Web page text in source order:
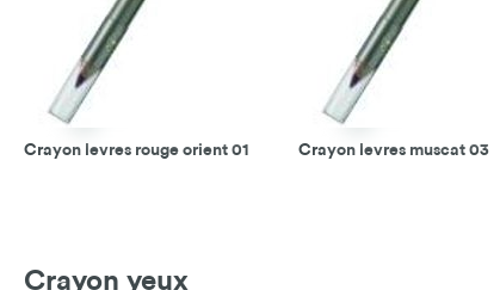
Crayon levres rouge orient 01 Crayon levres muscat 03
Crayon yeux